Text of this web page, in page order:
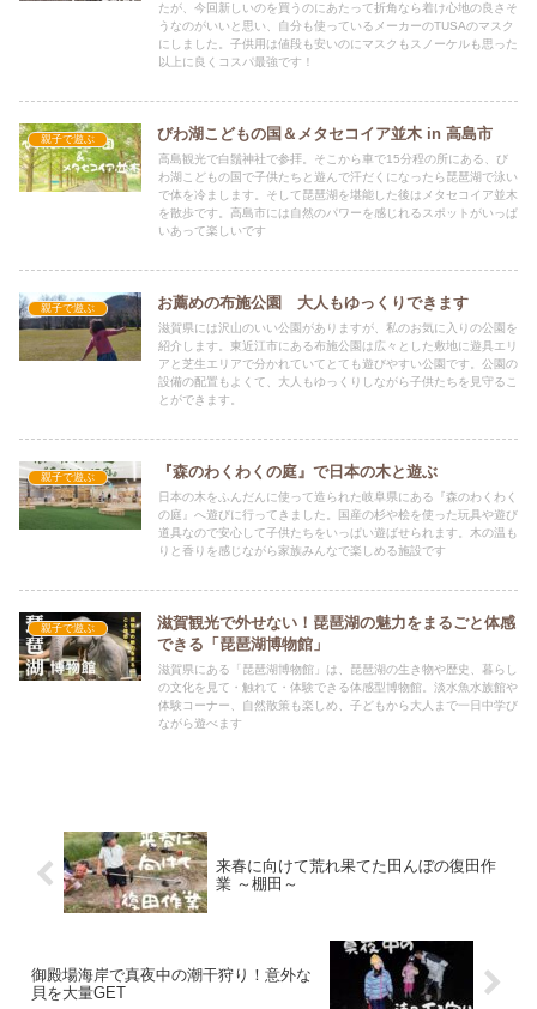
たが、今回新しいのを買うのにあたって折角なら着け心地の良さそ
うなのがいいと思い、自分も使っているメーカーのTUSAのマスク
にしました。子供用は値段も安いのにマスクもスノーケルも思った
以上に良くコスパ最強です！
親子で遊ぶ びわ湖こどもの国＆メタセコイア並木 in 高島市
高島観光で白鬚神社で参拝。そこから車で15分程の所にある、び
わ湖こどもの国で子供たちと遊んで汗だくになったら琵琶湖で泳い
で体を冷まします。そして琵琶湖を堪能した後はメタセコイア並木
を散歩です。高島市には自然のパワーを感じれるスポットがいっぱ
いあって楽しいです
親子で遊ぶ お薦めの布施公園 大人もゆっくりできます
滋賀県には沢山のいい公園がありますが、私のお気に入りの公園を
紹介します。東近江市にある布施公園は広々とした敷地に遊具エリ
アと芝生エリアで分かれていてとても遊びやすい公園です。公園の
設備の配置もよくて、大人もゆっくりしながら子供たちを見守るこ
とができます。
親子で遊ぶ 『森のわくわくの庭』で日本の木と遊ぶ
日本の木をふんだんに使って造られた岐阜県にある『森のわくわく
の庭』へ遊びに行ってきました。国産の杉や桧を使った玩具や遊び
道具なので安心して子供たちをいっぱい遊ばせられます。木の温も
りと香りを感じながら家族みんなで楽しめる施設です
親子で遊ぶ
滋賀観光で外せない！琵琶湖の魅力をまるごと体感
できる「琵琶湖博物館」
滋賀県にある「琵琶湖博物館」は、琵琶湖の生き物や歴史、暮らし
の文化を見て・触れて・体験できる体感型博物館。淡水魚水族館や
体験コーナー、自然散策も楽しめ、子どもから大人まで一日中学び
ながら遊べます
来春に向けて荒れ果てた田んぼの復田作
業 ～棚田～
御殿場海岸で真夜中の潮干狩り！意外な
貝を大量GET